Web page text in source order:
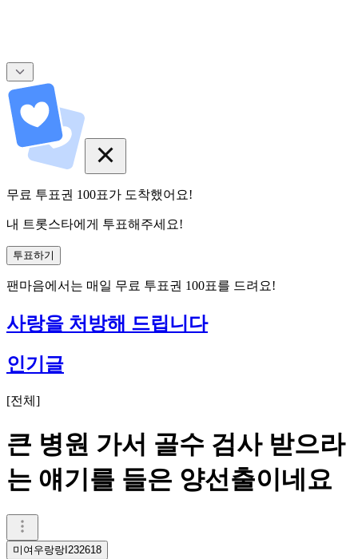
무료 투표권 100표가 도착했어요!
내 트롯스타에게 투표해주세요!
투표하기
팬마음에서는 매일 무료 투표권 100표를 드려요!
사랑을 처방해 드립니다
인기글
[전체 ]
큰 병원 가서 골수 검사 받으라
는 얘기를 들은 양선출이네요
미여우랑랑I232618